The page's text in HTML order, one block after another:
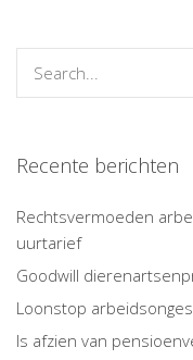
Recente berichten
Rechtsvermoeden
uurtarief
Goodwill
Loonstop
Is afzien van